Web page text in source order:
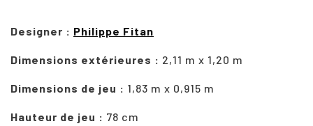
Designer : Philippe Fitan
Dimensions extérieures : 2,11 m x 1,20 m
Dimensions de jeu : 1,83 m x 0,915 m
Hauteur de jeu : 78 cm